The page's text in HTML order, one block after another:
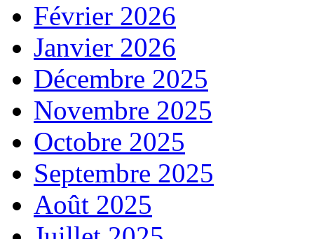
Février 2026
Janvier 2026
Décembre 2025
Novembre 2025
Octobre 2025
Septembre 2025
Août 2025